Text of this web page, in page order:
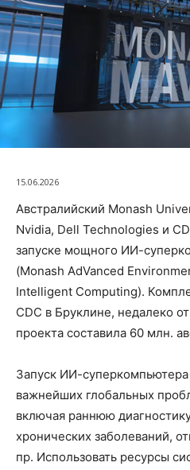
15.06.2026
Австралийский Monash
Nvidia, Dell Technologies и
запуске мощного ИИ-
(Monash AdVanced
Intelligent Computing).
CDC в Бруклине, недалеко
проекта составила 60 млн.
Запуск ИИ-
важнейших глобальных
включая раннюю
хронических заболеваний,
пр. Использовать ресурсы